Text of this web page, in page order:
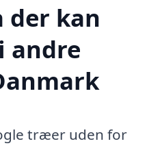
der kan
træer uden for